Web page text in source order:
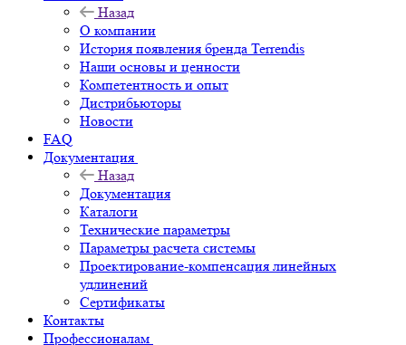
Назад
О компании
История появления бренда Terrendis
Наши основы и ценности
Компетентность и опыт
Дистрибьюторы
Новости
FAQ
Документация
Назад
Документация
Каталоги
Технические параметры
Параметры расчета системы
Проектирование-компенсация линейных
удлинений
Сертификаты
Контакты
Профессионалам